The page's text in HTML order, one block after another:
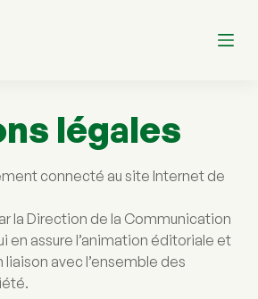
légales
connecté au site Internet de
la Direction de la Communication
en assure l’animation éditoriale et
liaison avec l’ensemble des